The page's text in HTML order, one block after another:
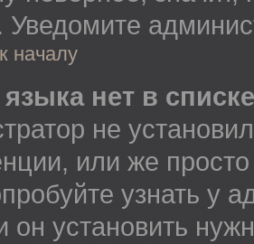
Уведомите
началу
нет в
не
или же
узнать у
он установить